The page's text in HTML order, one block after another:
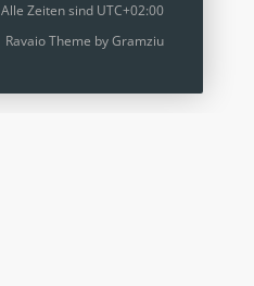
Alle Zeiten sind UTC+02:00
Ravaio Theme byGramziu